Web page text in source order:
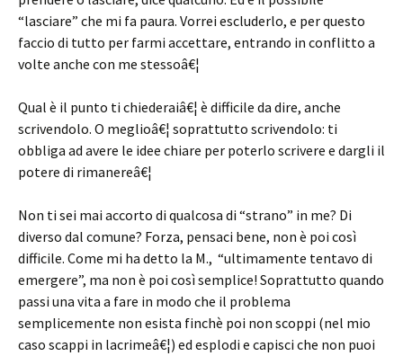
“lasciare” che mi fa paura. Vorrei escluderlo, e per questo
faccio di tutto per farmi accettare, entrando in conflitto a
volte anche con me stessoâ€¦
Qual è il punto ti chiederaiâ€¦ è difficile da dire, anche
scrivendolo. O meglioâ€¦ soprattutto scrivendolo: ti
obbliga ad avere le idee chiare per poterlo scrivere e dargli il
potere di rimanereâ€¦
Non ti sei mai accorto di qualcosa di “strano” in me? Di
diverso dal comune? Forza, pensaci bene, non è poi così
difficile. Come mi ha detto la M., “ultimamente tentavo di
emergere”, ma non è poi così semplice! Soprattutto quando
passi una vita a fare in modo che il problema
semplicemente non esista finchè poi non scoppi (nel mio
caso scappi in lacrimeâ€¦) ed esplodi e capisci che non puoi